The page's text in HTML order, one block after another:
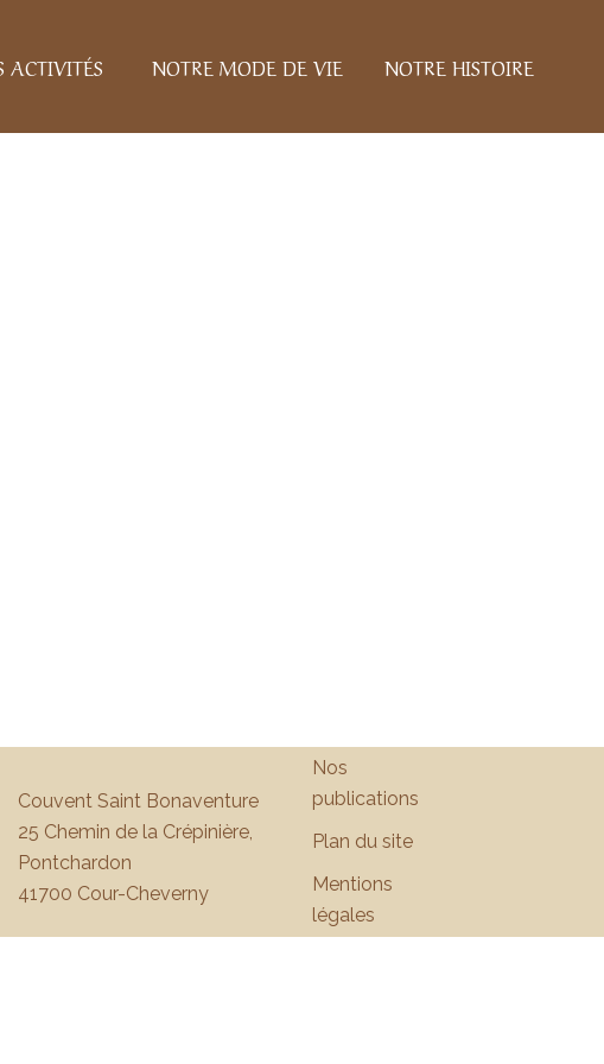
ACTIVITÉS NOTRE MODE DE VIE NOTRE HISTOIRE
Couvent Saint Bonaventure
25 Chemin de la Crépinière,
Pontchardon
41700 Cour-Cheverny
Nos
publications
Plan du site
Mentions
légales